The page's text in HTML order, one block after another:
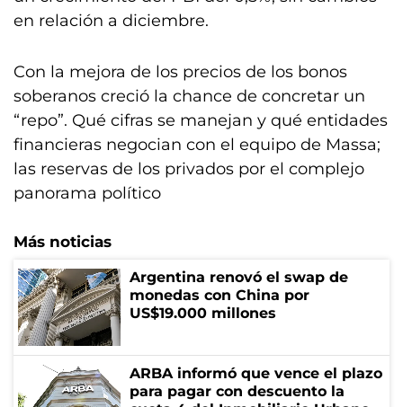
en relación a diciembre.
Con la mejora de los precios de los bonos
soberanos creció la chance de concretar un
“repo”. Qué cifras se manejan y qué entidades
financieras negocian con el equipo de Massa;
las reservas de los privados por el complejo
panorama político
Más noticias
Argentina renovó el swap de
monedas con China por
US$19.000 millones
ARBA informó que vence el plazo
para pagar con descuento la